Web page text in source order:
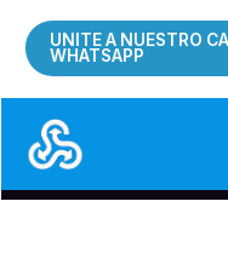
UNITE A NUESTRO
WHATSAPP